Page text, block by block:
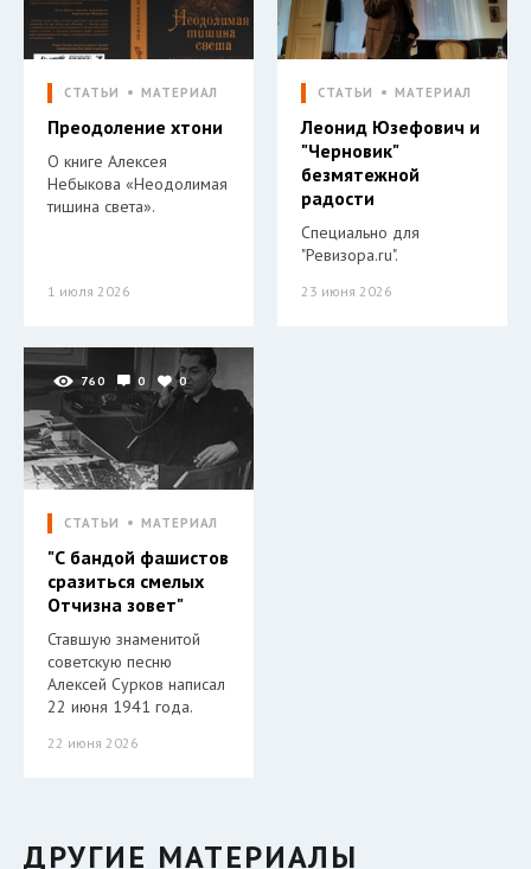
СТАТЬИ МАТЕРИАЛ
Преодоление хтони
О книге Алексея
Небыкова «Неодолимая
тишина света».
1 июля 2026
СТАТЬИ МАТЕРИАЛ
Леонид Юзефович и
"Черновик"
безмятежной
радости
Специально для
"Ревизора.ru".
23 июня 2026
760 0 0
СТАТЬИ МАТЕРИАЛ
"С бандой фашистов
сразиться смелых
Отчизна зовет"
Ставшую знаменитой
советскую песню
Алексей Сурков написал
22 июня 1941 года.
22 июня 2026
ДРУГИЕ МАТЕРИАЛЫ